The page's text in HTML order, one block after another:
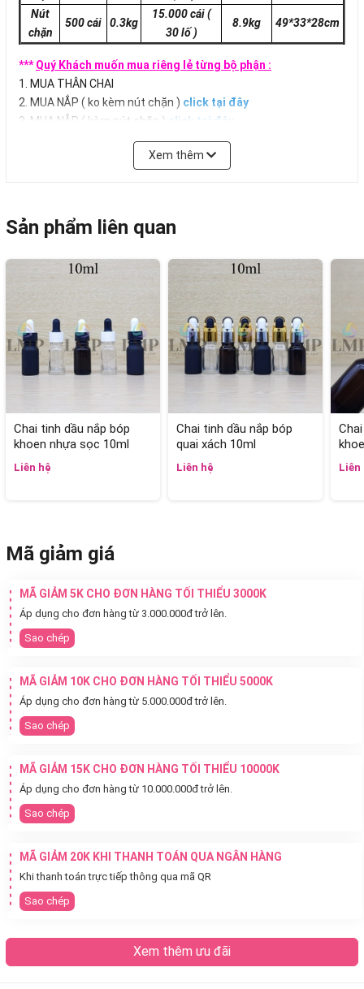
Nút
chặn
500 cái 0.3kg
15.000 cái(
30 lố )
8.9kg 49*33*28cm
***Quý Khách muốn mua riêng lẻ từng bộ phận :
1. MUA THÂN CHAI
2. MUA NẮP ( ko kèm nút chặn ) click tại đây
3. MUA NẮP ( kèm nút chặn )
click tại đây
Xem thêm
Sản phẩm liên quan
Chai tinh dầu nắp bóp
khoen nhựa sọc 10ml
Liên hệ
Chai tinh dầu nắp bóp
quai xách 10ml
Liên hệ Liên
Mã giảm giá
MÃ GIẢM 5K CHO ĐƠN HÀNG TỐI THIỂU 3000K
Áp dụng cho đơn hàng từ 3.000.000đ trở lên.
Sao chép
MÃ GIẢM 10K CHO ĐƠN HÀNG TỐI THIỂU 5000K
Áp dụng cho đơn hàng từ 5.000.000đ trở lên.
Sao chép
MÃ GIẢM 15K CHO ĐƠN HÀNG TỐI THIỂU 10000K
Áp dụng cho đơn hàng từ 10.000.000đ trở lên.
Sao chép
MÃ GIẢM 20K KHI THANH TOÁN QUA NGÂN HÀNG
Khi thanh toán trực tiếp thông qua mã QR
Sao chép
Xem thêm ưu đãi